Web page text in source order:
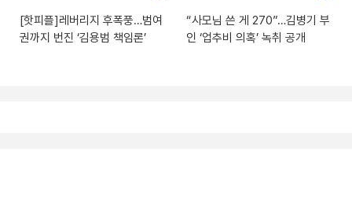
[핫피플]레버리지 후폭풍…범여
권까지 번진 ‘김용범 책임론’
“사모님 쓴 게 270”…김병기 부
인 ‘업추비 의혹’ 녹취 공개